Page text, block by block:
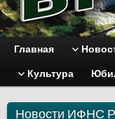
Главная
Культура
Новости ИФНС